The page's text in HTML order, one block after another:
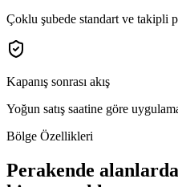
Çoklu şubede standart ve takipli
Kapanış sonrası akış
Yoğun satış saatine göre
Bölge Özellikleri
Perakende